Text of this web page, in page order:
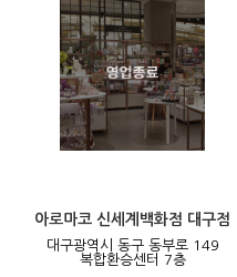
아로마코 신세계백화점 대구점
대구광역시 동구 동부로 149
복합환승센터 7층